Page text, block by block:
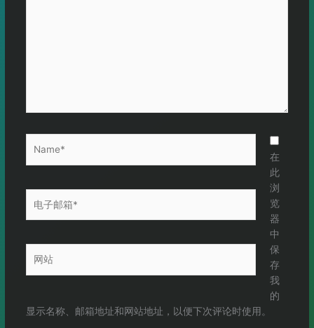
箱
站
在
此
浏
览
器
中
保
存
我
的
显示名称、邮箱地址和网站地址，以便下次评论时使用。